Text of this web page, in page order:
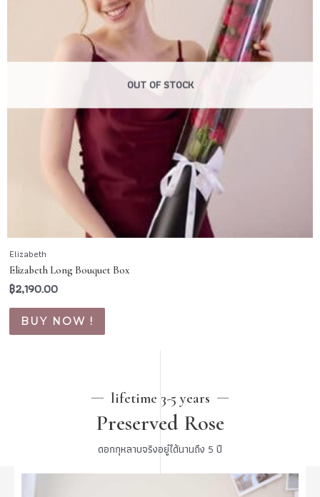
OUT OF STOCK
Elizabeth
Elizabeth Long Bouquet Box
฿2,190.00
BUY NOW !
lifetime 3-5 years
Preserved Rose
ดอกกุหลาบจริงอยู่ได้นานถึง 5 ปี